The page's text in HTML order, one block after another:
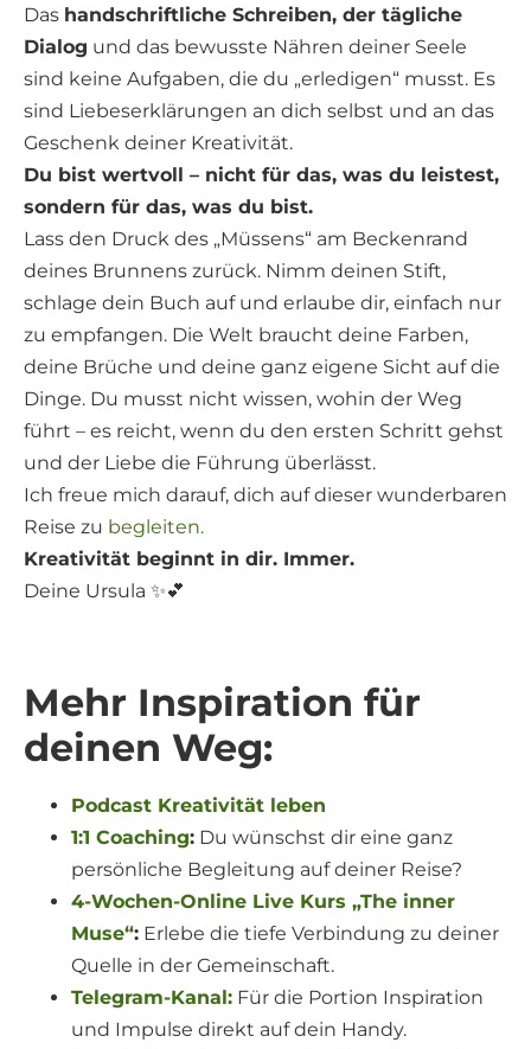
Das handschriftliche Schreiben, der tägliche
Dialog und das bewusste Nähren deiner Seele
sind keine Aufgaben, die du „erledigen“ musst. Es
sind Liebeserklärungen an dich selbst und an das
Geschenk deiner Kreativität.
Du bist wertvoll – nicht für das, was du leistest,
sondern für das, was du bist.
Lass den Druck des „Müssens“ am Beckenrand
deines Brunnens zurück. Nimm deinen Stift,
schlage dein Buch auf und erlaube dir, einfach nur
zu empfangen. Die Welt braucht deine Farben,
deine Brüche und deine ganz eigene Sicht auf die
Dinge. Du musst nicht wissen, wohin der Weg
führt – es reicht, wenn du den ersten Schritt gehst
und der Liebe die Führung überlässt.
Ich freue mich darauf, dich auf dieser wunderbaren
Reise zu begleiten.
Kreativität beginnt in dir. Immer.
Deine Ursula ✨💕
Mehr Inspiration für
deinen Weg:
Podcast Kreativität leben
1:1 Coaching: Du wünschst dir eine ganz
persönliche Begleitung auf deiner Reise?
4-Wochen-Online Live Kurs „The inner
Muse“: Erlebe die tiefe Verbindung zu deiner
Quelle in der Gemeinschaft.
Telegram-Kanal: Für die Portion Inspiration
und Impulse direkt auf dein Handy.